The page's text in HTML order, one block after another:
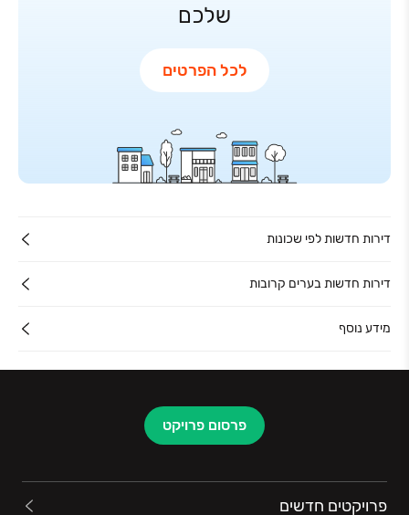
שלכם
לכל הפרטים
דירות חדשות לפי שכונות
דירות חדשות בערים קרובות
מידע נוסף
פרסום פרויקט
פרויקטים חדשים